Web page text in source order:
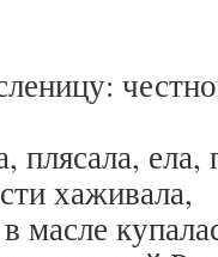
ела,
хаживала,
масле